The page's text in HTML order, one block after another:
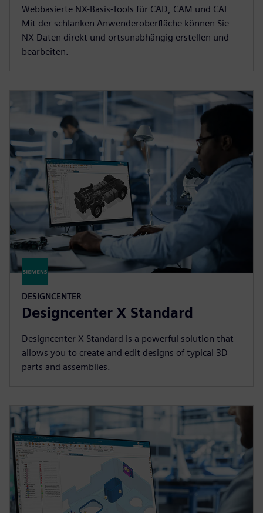
Webbasierte NX-Basis-Tools für CAD, CAM und CAE
Mit der schlanken Anwenderoberfläche können Sie
NX-Daten direkt und ortsunabhängig erstellen und
bearbeiten.
DESIGNCENTER
Designcenter X Standard
Designcenter X Standard is a powerful solution that
allows you to create and edit designs of typical 3D
parts and assemblies.